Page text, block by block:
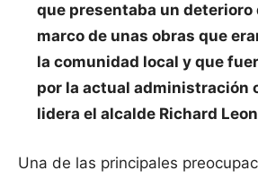
que presentaba un deterioro
marco de unas obras que
la comunidad local y que
por la actual administración
lidera el alcalde Richard
Una de las principales